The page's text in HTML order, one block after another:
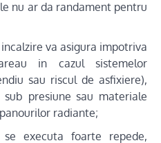
nu ar da randament pentru
va asigura impotriva
in cazul sistemelor
sau riscul de asfixiere),
presiune sau materiale
radiante;
executa foarte repede,